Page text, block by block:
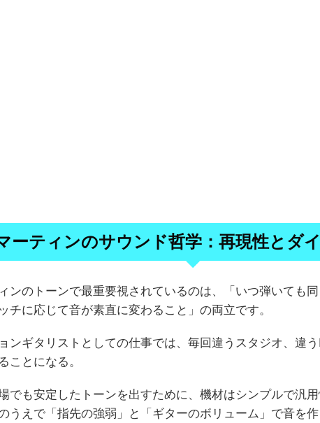
ーティンのサウンド哲学：再現性とダ
ンのトーンで最重要視されているのは、「いつ弾いても同
チに応じて音が素直に変わること」の両立です。
ンギタリストとしての仕事では、毎回違うスタジオ、違
ことになる。
でも安定したトーンを出すために、機材はシンプルで汎
うえで「指先の強弱」と「ギターのボリューム」で音を作